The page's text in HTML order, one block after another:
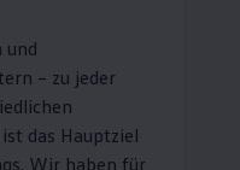
und
– zu jeder
das Hauptziel
Wir haben für